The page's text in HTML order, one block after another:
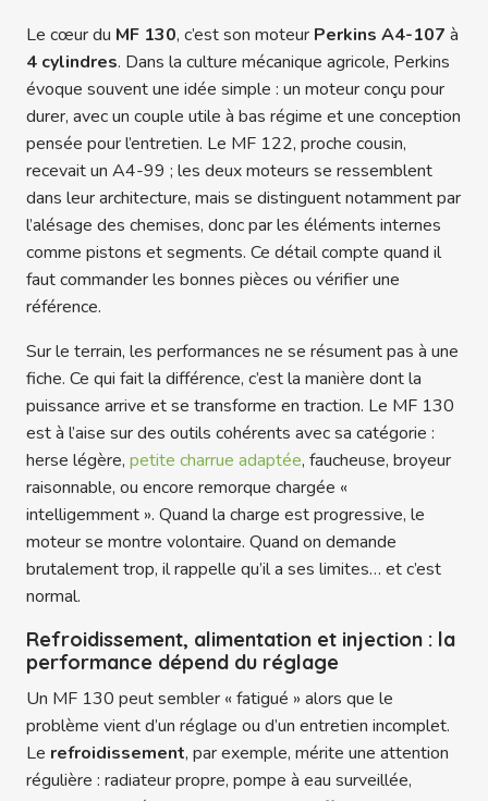
Le cœur du MF 130, c’est son moteur Perkins A4-107 à
4 cylindres. Dans la culture mécanique agricole, Perkins
évoque souvent une idée simple : un moteur conçu pour
durer, avec un couple utile à bas régime et une conception
pensée pour l’entretien. Le MF 122, proche cousin,
recevait un A4-99 ; les deux moteurs se ressemblent
dans leur architecture, mais se distinguent notamment par
l’alésage des chemises, donc par les éléments internes
comme pistons et segments. Ce détail compte quand il
faut commander les bonnes pièces ou vérifier une
référence.
Sur le terrain, les performances ne se résument pas à une
fiche. Ce qui fait la différence, c’est la manière dont la
puissance arrive et se transforme en traction. Le MF 130
est à l’aise sur des outils cohérents avec sa catégorie :
herse légère, petite charrue adaptée, faucheuse, broyeur
raisonnable, ou encore remorque chargée «
intelligemment ». Quand la charge est progressive, le
moteur se montre volontaire. Quand on demande
brutalement trop, il rappelle qu’il a ses limites… et c’est
normal.
Refroidissement, alimentation et injection : la
performance dépend du réglage
Un MF 130 peut sembler « fatigué » alors que le
problème vient d’un réglage ou d’un entretien incomplet.
Le refroidissement, par exemple, mérite une attention
régulière : radiateur propre, pompe à eau surveillée,